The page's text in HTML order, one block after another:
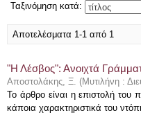
Ταξινόμηση κατά:
Αποτελέσματα 1-1 από 1
"Η Λέσβος": Ανοιχτά
Αποστολάκης, Ξ. (Μυτιλήνη :
Το άρθρο είναι η επιστολή
κάποια χαρακτηριστικά του